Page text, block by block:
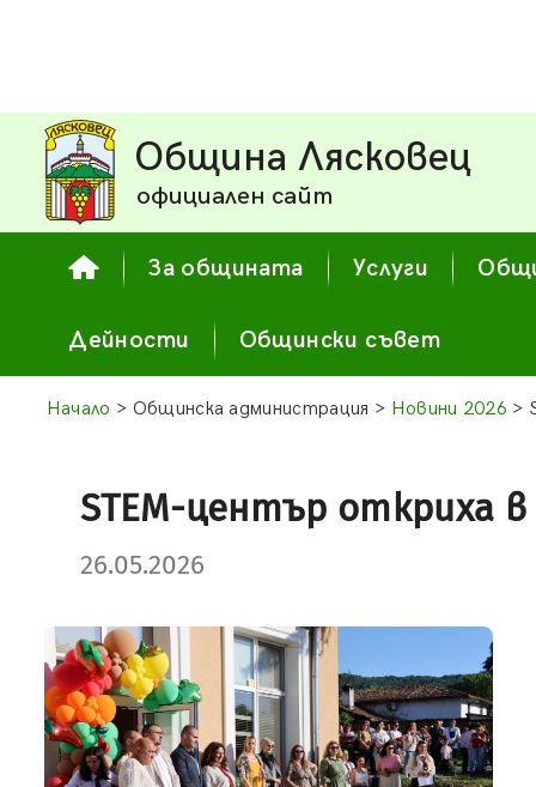
Община Лясковец
официален сайт
За общината Услуги
Дейности Общински съвет
Начало > Общинска администрация > Новини 2026 >
STEM-център откриха в
26.05.2026